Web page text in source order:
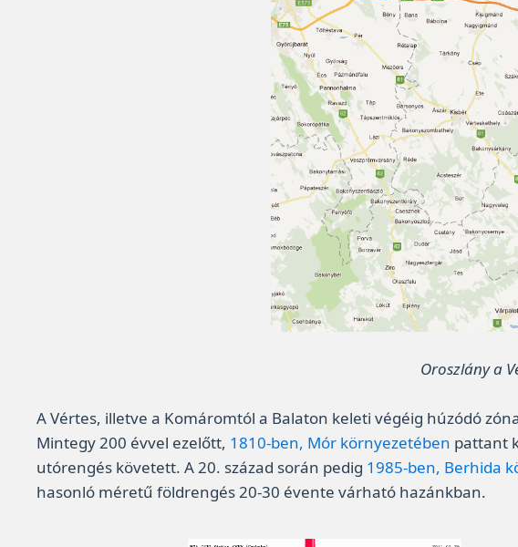
Oroszlány a
A Vértes, illetve a Komáromtól a Balaton keleti végéig húzódó
Mintegy 200 évvel ezelőtt, 1810-ben, Mór környezetében pattant
utórengés követett. A 20. század során pedig 1985-ben, Berhida
hasonló méretű földrengés 20-30 évente várható hazánkban.